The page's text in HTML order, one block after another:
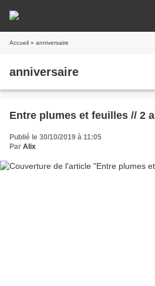
Accueil » anniversaire
anniversaire
Entre plumes et feuilles // 2
Publié le 30/10/2019 à 11:05
Par Alix